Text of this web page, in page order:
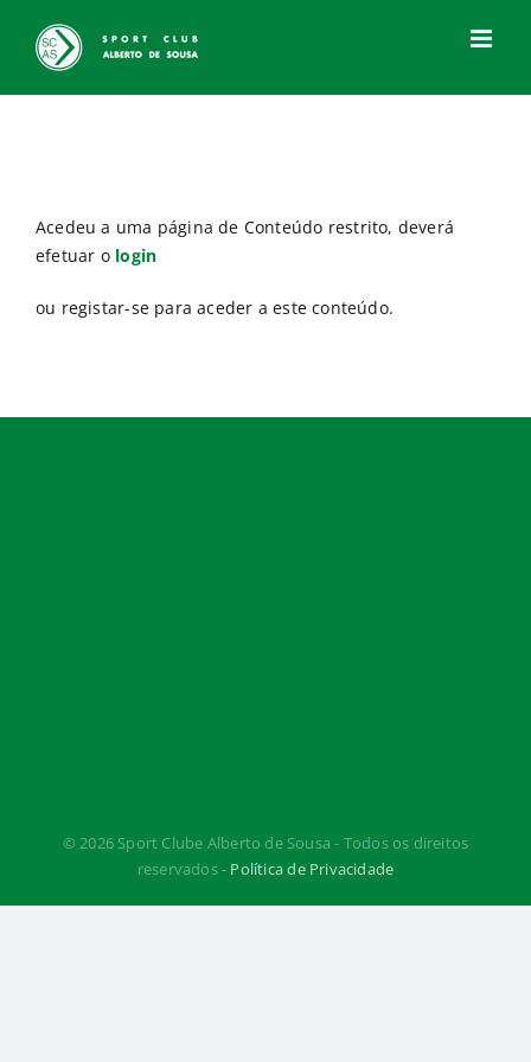
content
Acedeu a uma página de Conteúdo restrito, deverá
efetuar o login
ou registar-se para aceder a este conteúdo.
© 2026 Sport Clube Alberto de Sousa - Todos os direitos
reservados - Política de Privacidade